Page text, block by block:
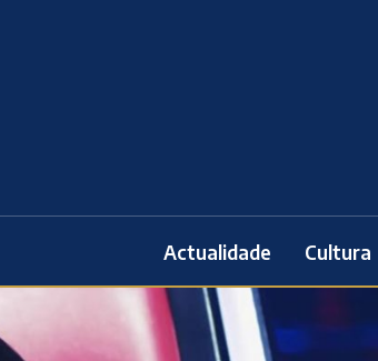
Actualidade Cultura